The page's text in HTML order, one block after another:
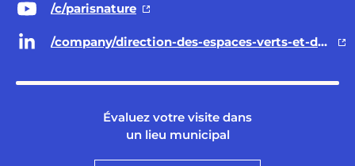
/c/parisnature
/company/direction-des-espaces-verts-et-de-l-environnement-ville-de-paris/
Évaluez votre visite dans
un lieu municipal